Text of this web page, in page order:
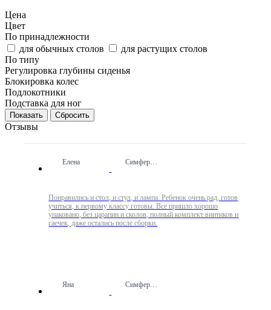
Цена
Цвет
По принадлежности
для обычных столов
для растущих столов
По типу
Регулировка глубины сиденья
Блокировка колес
Подлокотники
Подставка для ног
Сбросить
Отзывы
Елена Симферополь
Понравились и стол, и стул, и лампа. Ребенок очень рад, готов
учиться, к первому классу готовы. Все пришло хорошо
упаковано, без царапин и сколов, полный комплект винтиков и
гаечек, даже остались после сборки.
Яна Симферополь